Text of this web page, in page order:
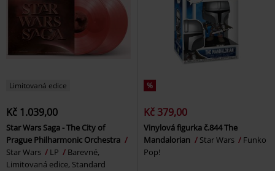
Limitovaná edice
Kč 1.039,00
Star Wars Saga - The City of
Prague Philharmonic Orchestra
Star Wars
LP
Barevné,
Limitovaná edice, Standard
%
Kč 379,00
Vinylová figurka č.844 The
Mandalorian
Star Wars
Funko
Pop!